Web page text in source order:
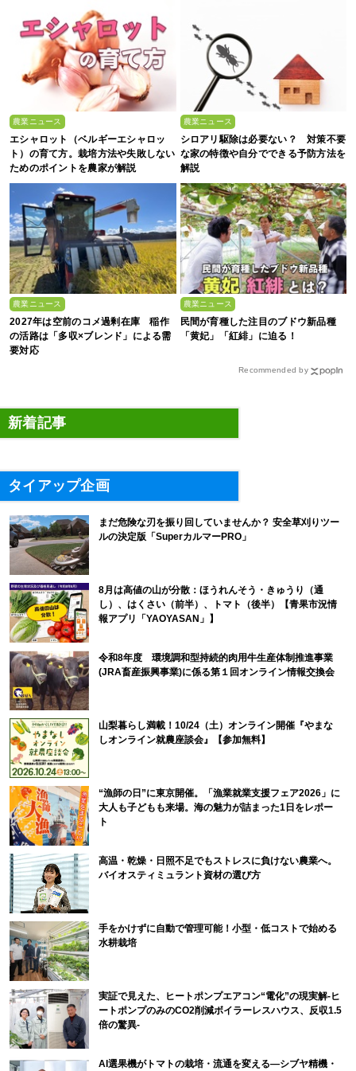
農業ニュース
エシャロット（ベルギーエシャロッ
ト）の育て方。栽培方法や失敗しない
ためのポイントを農家が解説
農業ニュース
シロアリ駆除は必要ない？ 対策不要
な家の特徴や自分でできる予防方法を
解説
農業ニュース
2027年は空前のコメ過剰在庫 稲作
の活路は「多収×ブレンド」による需
要対応
農業ニュース
民間が育種した注目のブドウ新品種
「黄妃」「紅緋」に迫る！
Recommended by
新着記事
タイアップ企画
まだ危険な刃を振り回していませんか？ 安全草刈りツー
ルの決定版「SuperカルマーPRO」
8月は高値の山が分散：ほうれんそう・きゅうり（通
し）、はくさい（前半）、トマト（後半）【青果市況情
報アプリ「YAOYASAN」】
令和8年度 環境調和型持続的肉用牛生産体制推進事業
(JRA畜産振興事業)に係る第１回オンライン情報交換会
山梨暮らし満載！10/24（土）オンライン開催『やまな
しオンライン就農座談会』【参加無料】
“漁師の日”に東京開催。「漁業就業支援フェア2026」に
大人も子どもも来場。海の魅力が詰まった1日をレポー
ト
高温・乾燥・日照不足でもストレスに負けない農業へ。
バイオスティミュラント資材の選び方
手をかけずに自動で管理可能！小型・低コストで始める
水耕栽培
実証で見えた、ヒートポンプエアコン“電化”の現実解-ヒ
ートポンプのみのCO2削減ボイラーレスハウス、反収1.5
倍の驚異-
AI選果機がトマトの栽培・流通を変える―シブヤ精機・